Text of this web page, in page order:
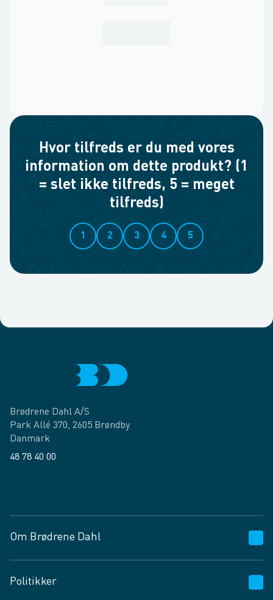
Hvor tilfreds er du med vores
information om dette produkt? (1
= slet ikke tilfreds, 5 = meget
tilfreds)
1 2 3 4 5
Brødrene Dahl A/S
Park Allé 370, 2605 Brøndby
Danmark
48 78 40 00
Om Brødrene Dahl
Vagttelefon 30 10 89 89
Politikker